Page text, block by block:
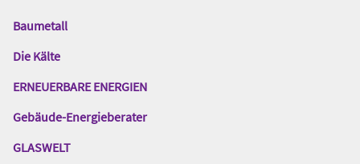
Das
Gentner
Baumetall
Die Kälte
ERNEUERBARE ENERGIEN
Gebäude-Energieberater
GLASWELT